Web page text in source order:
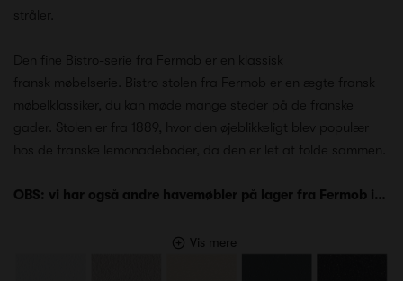
stråler.
Den fine Bistro-serie fra Fermob er en klassisk
fransk møbelserie. Bistro stolen fra Fermob er en ægte fransk
møbelklassiker, du kan møde mange steder på de franske
gader. Stolen er fra 1889, hvor den øjeblikkeligt blev populær
hos de franske lemonadeboder, da den er let at folde sammen.
OBS: vi har også andre havemøbler på lager fra Fermob i…
Vis mere